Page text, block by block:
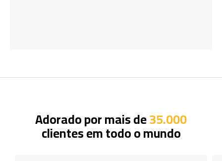
Adorado por mais de35.000
clientes em todo o mundo